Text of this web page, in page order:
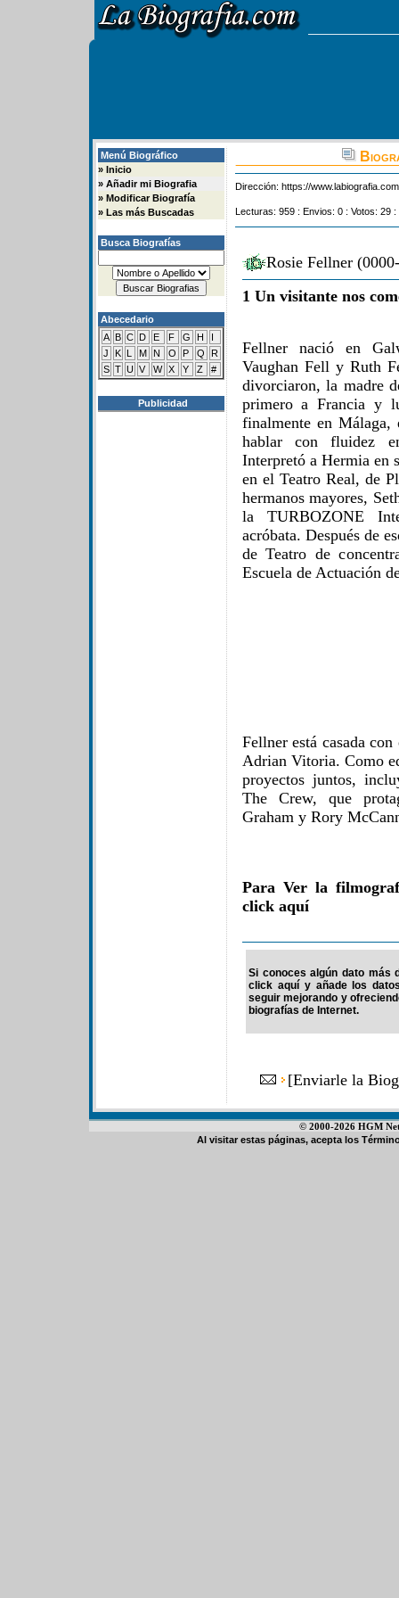
Menú Biográfico
» Inicio
» Añadir mi Biografia
» Modificar Biografía
» Las más Buscadas
Busca Biografías
Abecedario
A B C D E F G H
I
J
K L M N O P Q
R
S T U V W X Y Z #
Publicidad
Dirección: https://
Lecturas: 959 : Envios: 0 : Votos: 29
Rosie Fellner
1 Un visitante nos
Fellner nació en
Vaughan Fell y Ruth
divorciaron, la madre
primero a Francia y
finalmente en
hablar con fluidez
Interpretó a Hermia en
en el Teatro Real, de
hermanos mayores,
la TURBOZONE
acróbata. Después de
de Teatro de
Escuela de Actuación
Fellner está casada
Adrian Vitoria. Como
proyectos juntos,
The Crew, que
Graham y Rory
Para Ver la
click aquí
Si conoces algún dato más
click aquí y añade los
seguir mejorando y
biografías de Internet.
[Enviarle la
© 2000-2026 HGM
Al visitar estas páginas, acepta los